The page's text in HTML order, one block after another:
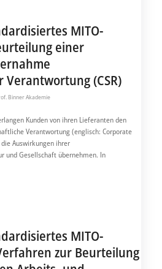
MITO-
einer
(CSR)
Binner Akademie
Kunden von ihren Lieferanten den
Verantwortung (englisch: Corporate
Auswirkungen ihrer
und Gesellschaft übernehmen. In
MITO-
zur Beurteilung